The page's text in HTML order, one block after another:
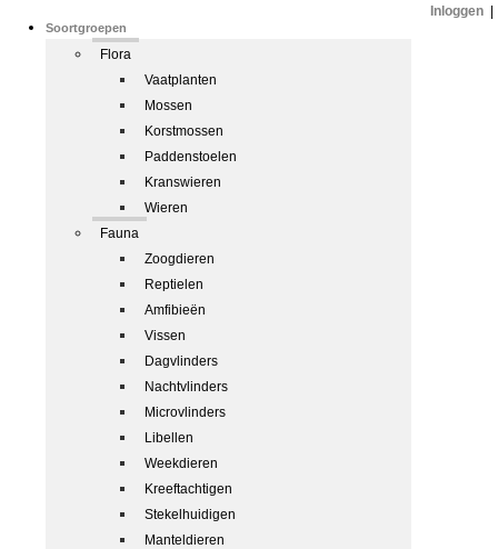
Soortgroepen
Flora
Vaatplanten
Mossen
Korstmossen
Paddenstoelen
Kranswieren
Wieren
Fauna
Zoogdieren
Reptielen
Amfibieën
Vissen
Dagvlinders
Nachtvlinders
Microvlinders
Libellen
Weekdieren
Kreeftachtigen
Stekelhuidigen
Manteldieren
Inloggen